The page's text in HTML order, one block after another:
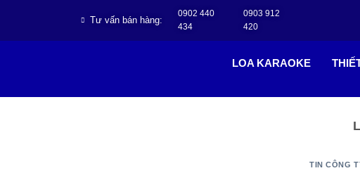
Tư vấn bán hàng:
0902 440
434
0903 912
420
LOA KARAOKE
TIN CÔNG